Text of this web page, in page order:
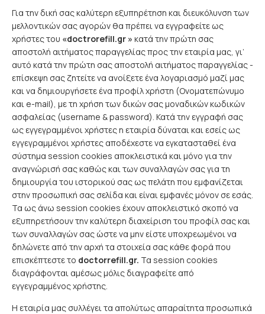
Για την δική σας καλύτερη εξυπηρέτηση και διευκόλυνση των
μελλοντικών σας αγορών θα πρέπει να εγγραφείτε ως
χρήστες του «doctrorefill.gr » κατά την πρώτη σας
αποστολή αιτήματος παραγγελίας προς την εταιρία μας, γι’
αυτό κατά την πρώτη σας αποστολή αιτήματος παραγγελίας -
επίσκεψη σας ζητείτε να ανοίξετε ένα λογαριασμό μαζί μας
και να δημιουργήσετε ένα προφίλ χρήστη (Ονοματεπώνυμο
και e-mail), με τη χρήση των δικών σας μοναδικών κωδικών
ασφαλείας (username & password). Κατά την εγγραφή σας
ως εγγεγραμμένοι χρήστες η εταιρία δύναται και εσείς ως
εγγεγραμμένοι χρήστες αποδέχεστε να εγκατασταθεί ένα
σύστημα session cookies αποκλειστικά και μόνο για την
αναγνώρισή σας καθώς και των συναλλαγών σας για τη
δημιουργία του ιστορικού σας ως πελάτη που εμφανίζεται
στην προσωπική σας σελίδα και είναι εμφανές μόνον σε εσάς.
Τα ως άνω session cookies έχουν αποκλειστικό σκοπό να
εξυπηρετήσουν την καλύτερη διαχείριση του προφίλ σας και
των συναλλαγών σας ώστε να μην είστε υποχρεωμένοι να
δηλώνετε από την αρχή τα στοιχεία σας κάθε φορά που
επισκέπτεστε το doctorrefill.gr. Τα session cookies
διαγράφονται αμέσως μόλις διαγραφείτε από
εγγεγραμμένος χρήστης.
Η εταιρία μας συλλέγει τα απολύτως απαραίτητα προσωπικά